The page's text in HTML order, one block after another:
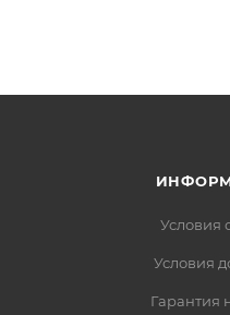
Условия
Условия
Гарантия